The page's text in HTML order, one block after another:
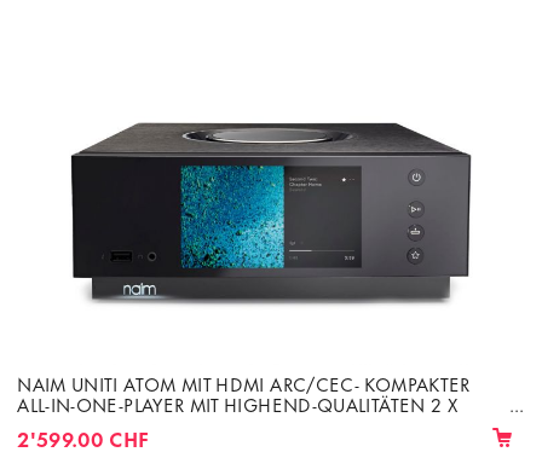
NAIM UNITI ATOM MIT HDMI ARC/CEC- KOMPAKTER
ALL-IN-ONE-PLAYER MIT HIGHEND-QUALITÄTEN 2 X
2'599.00 CHF